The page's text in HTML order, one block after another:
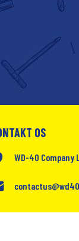
OS
WD-40 Company